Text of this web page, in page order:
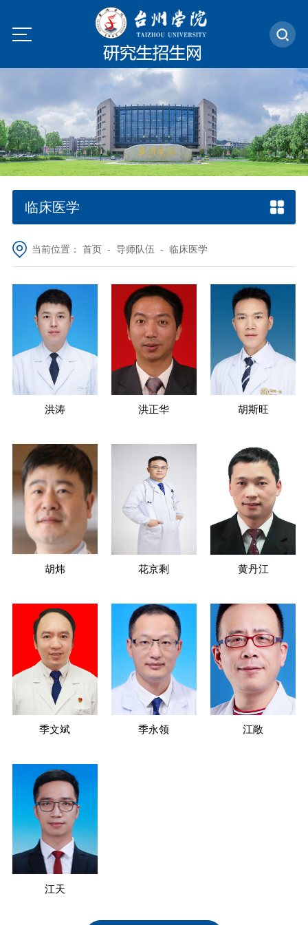
临床医学
当前位置： 首页- 导师队伍 - 临床医学
洪涛 洪正华 胡斯旺
胡炜 花京剩 黄丹江
季文斌 季永领 江敞
江天